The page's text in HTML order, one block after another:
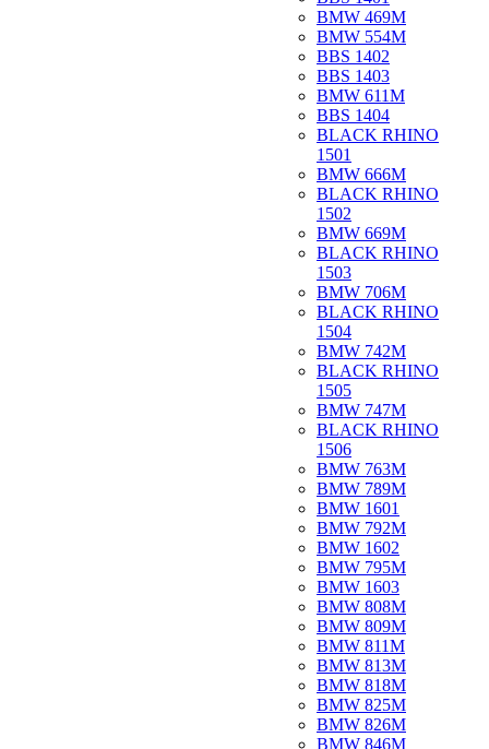
BMW 469M
BMW 554M
BBS 1402
BBS 1403
BMW 611M
BBS 1404
BLACK RHINO
1501
BMW 666M
BLACK RHINO
1502
BMW 669M
BLACK RHINO
1503
BMW 706M
BLACK RHINO
1504
BMW 742M
BLACK RHINO
1505
BMW 747M
BLACK RHINO
1506
BMW 763M
BMW 789M
BMW 1601
BMW 792M
BMW 1602
BMW 795M
BMW 1603
BMW 808M
BMW 809M
BMW 811M
BMW 813M
BMW 818M
BMW 825M
BMW 826M
BMW 846M